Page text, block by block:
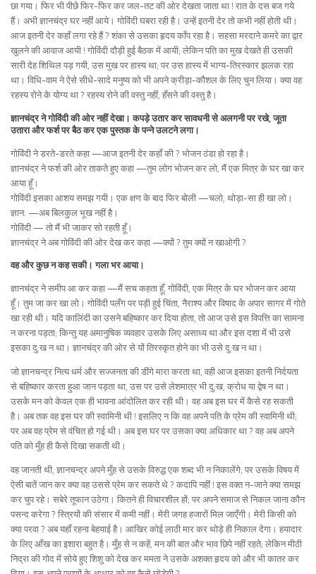
छा गया। फिर भी पीछे फिर-फिर कर जल-तट की ओर देखता जाता था ! रात के दस बज गये
हैं। अभी ज्ञानचंद्र घर नहीं आये। गोविंदी घबरा रही है। उन्हें इतनी देर तो कभी नहीं होती थी।
आज इतनी देर कहाँ लगा रहे हैं ? शंका से उसका हृदय काँप रहा है। सहसा मरदाने कमरे का द्वार
खुलने की आवाज आयी ! गोविंदी दौड़ी हुई बैठक में आयी; लेकिन पति का मुख देखते ही उसकी
सारी देह शिथिल पड़ गयी, उस मुख पर हास्य था; पर उस हास्य में भाग्य-तिरस्कार झलक रहा
था। विधि-वाम ने ऐसे सीधे-सादे मनुष्य को भी अपने क्रीड़ा-कौशल के लिए चुन लिया। क्या वह
रहस्य रोने के योग्य था ? रहस्य रोने की वस्तु नहीं, हँसने की वस्तु है।
ज्ञानचंद्र ने गोविंदी की ओर नहीं देखा। कपड़े उतार कर सावधनी से अलगनी पर रखे, जूता
उतारा और फर्श पर बैठ कर एक पुस्तक के पन्ने उलटने लगा।
गोविंदी ने डरते-डरते कहा —आज इतनी देर कहाँ की ? भोजन ठंडा हो रहा है।
ज्ञानचंद्र ने फर्श की ओर ताकते हुए कहा —तुम लोग भोजन कर लो, मैं एक मित्र के घर खा कर
आया हूँ।
गोविंदी इसका आशय समझ गयी। एक क्षण के बाद फिर बोली —चलो, थोड़ा-सा ही खा लो।
ज्ञान. —अब बिलकुल भूख नहीं है।
गोविंदी — तो मैं भी जाकर सो रहती हूँ।
ज्ञानचंद्र ने अब गोविंदी की ओर देख कर कहा —क्यों ? तुम क्यों न खाओगी ?
वह और कुछ न कह सकी। गला भर आया।
ज्ञानचंद्र ने समीप आ कर कहा —मैं सच कहता हूँ, गोविंदी, एक मित्र के घर भोजन कर आया
हूँ। तुम जा कर खा लो। गोविंदी पलँग पर पड़ी हुई चिंता, नैराश्य और विषाद के अपार सागर में गोते
खा रही थी। यदि कालिंदी का उसने बहिष्कार कर दिया होता, तो आज उसे इस विपत्ति का सामना
न करना पड़ता; किन्तु यह अमानुषिक व्यवहार उसके लिए असाध्य था और इस दशा में भी उसे
इसका दु:ख न था। ज्ञानचंद्र की ओर से यों तिरस्कृत होने का भी उसे दु:ख न था।
जो ज्ञानचन्द्र नित्य धर्म और सज्जनता की डींगे मारा करता था, वही आज इसका इतनी निर्दयता
से बहिष्कार करता हुआ जान पड़ता था, उस पर उसे लेशमात्र भी दु:ख, क्रोध या द्वेष न था।
उसके मन को केवल एक ही भावना आंदोलित कर रही थी। वह अब इस घर में कैसे रह सकती
है। अब तक वह इस घर की स्वामिनी थी ! इसलिए न कि वह अपने पति के प्रेम की स्वामिनी थी;
पर अब वह प्रेम से वंचित हो गई थी। अब इस घर पर उसका क्या अधिकार था ? वह अब अपने
पति को मुँह ही कैसे दिखा सकती थी।
वह जानती थी, ज्ञानचन्द्र अपने मुँह से उसके विरुद्ध एक शब्द भी न निकालेंगे; पर उसके विषय में
ऐसी बातें जान कर क्या वह उससे प्रेम कर सकते थे ? कदापि नहीं ! इस वक्त न-जाने क्या समझ
कर चुप रहे। सबेरे तूफान उठेगा। कितने ही विचारशील हों; पर अपने समाज से निकल जाना कौन
पसन्द करेगा ? स्त्रियों की संसार में कमी नहीं। मेरी जगह हजारों मिल जाएँगी। मेरी किसी को
क्या परवा ? अब यहाँ रहना बेहयाई है। आखिर कोई लाठी मार कर थोड़े ही निकाल देगा। हयादार
के लिए आँख का इशारा बहुत है। मुँह से न कहें, मन की बात और भाव छिपे नहीं रहते; लेकिन मीठी
निद्रा की गोद में सोये हुए शिशु को देख कर ममता ने उसके अशक्त हृदय को और भी कातर कर